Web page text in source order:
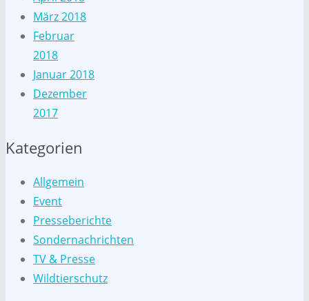
März 2018
Februar
2018
Januar 2018
Dezember
2017
Kategorien
Allgemein
Event
Presseberichte
Sondernachrichten
TV & Presse
Wildtierschutz